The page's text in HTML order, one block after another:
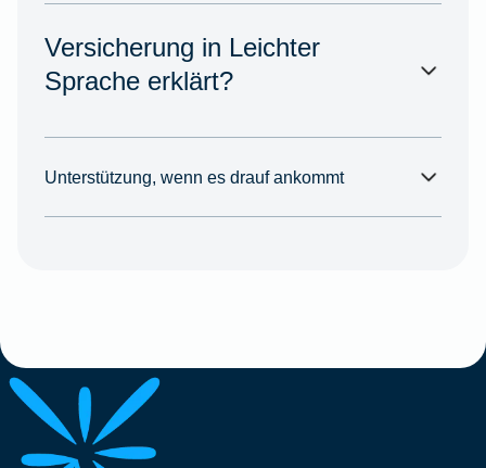
Versicherung in Leichter
Sprache erklärt?
Unterstützung, wenn es drauf ankommt